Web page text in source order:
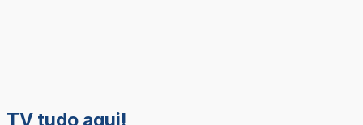
TV tudo aqui!